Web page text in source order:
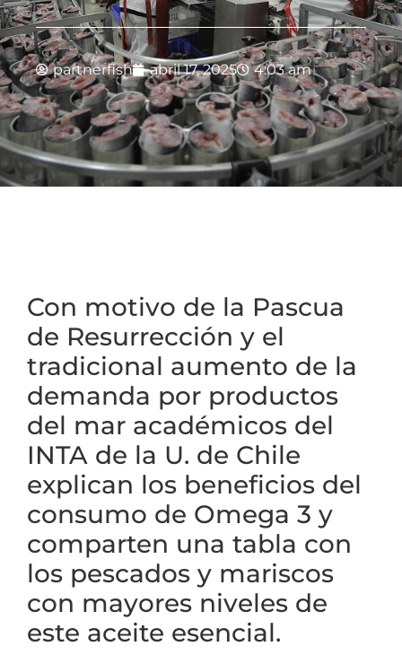
partnerfish abril 17, 2025 4:03 am
Con motivo de la Pascua
de Resurrección y el
tradicional aumento de la
demanda por productos
del mar académicos del
INTA de la U. de Chile
explican los beneficios del
consumo de Omega 3 y
comparten una tabla con
los pescados y mariscos
con mayores niveles de
este aceite esencial.